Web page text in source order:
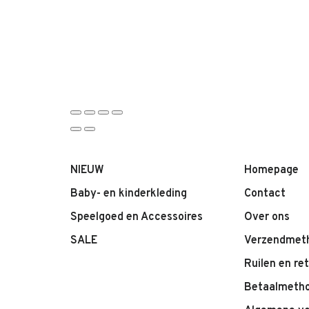
NIEUW
Baby- en kinderkleding
Speelgoed en Accessoires
SALE
Homepage
Contact
Over ons
Ruilen en